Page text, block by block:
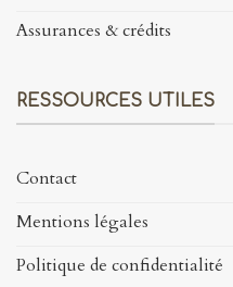
Assurances & crédits
RESSOURCES UTILES
Contact
Mentions légales
Politique de confidentialité